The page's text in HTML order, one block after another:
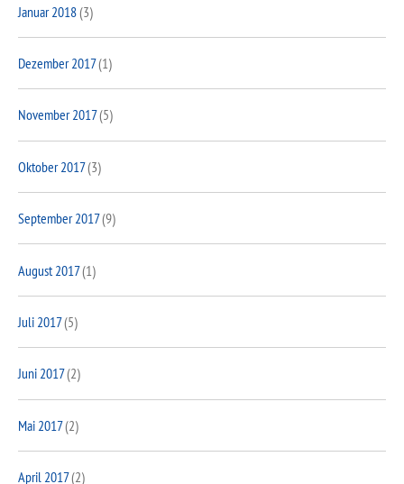
Januar 2018(3)
Dezember 2017(1)
November 2017(5)
Oktober 2017(3)
September 2017(9)
August 2017(1)
Juli 2017(5)
Juni 2017(2)
Mai 2017(2)
April 2017(2)